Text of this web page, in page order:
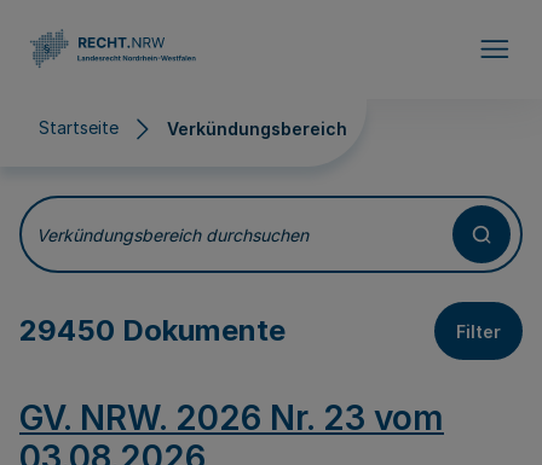
Startseite Verkündungsbereich
Verkündungsbereich
Verkündungsbereich durchsuchen
29450 Dokumente Filter
GV. NRW. 2026 Nr. 23 vom